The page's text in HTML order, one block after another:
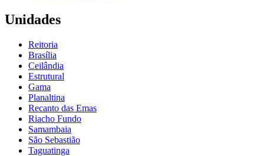
Unidades
Reitoria
Brasília
Ceilândia
Estrutural
Gama
Planaltina
Recanto das Emas
Riacho Fundo
Samambaia
São Sebastião
Taguatinga